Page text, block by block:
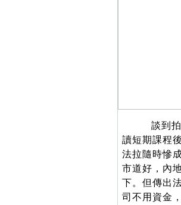
談到拍
讀短期課程
法拉隨時慘
市道好，內
下。但傳出
司不用資金